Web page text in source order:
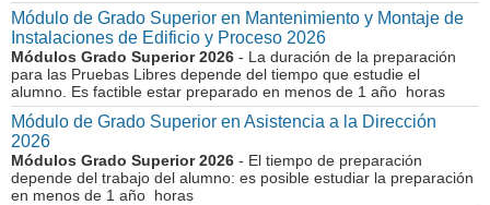
Módulo de Grado Superior en Mantenimiento y Montaje de
Instalaciones de Edificio y Proceso 2026
Módulos Grado Superior 2026 - La duración de la preparación
para las Pruebas Libres depende del tiempo que estudie el
alumno. Es factible estar preparado en menos de 1 año horas
Módulo de Grado Superior en Asistencia a la Dirección
2026
Módulos Grado Superior 2026 - El tiempo de preparación
depende del trabajo del alumno: es posible estudiar la preparación
en menos de 1 año horas